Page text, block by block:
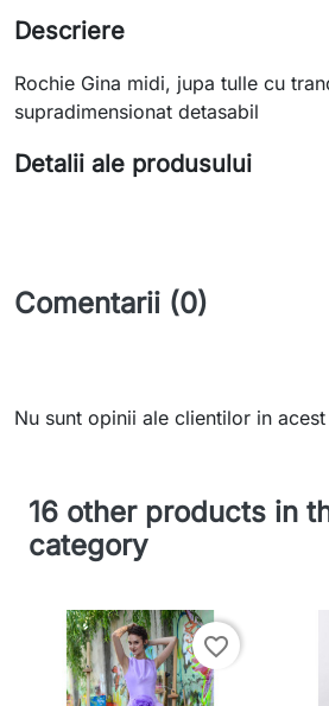
Descriere
Rochie Gina midi, jupa tulle cu
supradimensionat detasabil
Detalii ale produsului
Comentarii (0)
Nu sunt opinii ale clientilor in
16 other products in
category
favorite_border